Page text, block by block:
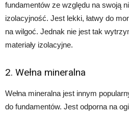
fundamentów ze względu na swoją
izolacyjność. Jest lekki, łatwy do
na wilgoć. Jednak nie jest tak
materiały izolacyjne.
2. Wełna mineralna
Wełna mineralna jest innym
do fundamentów. Jest odporna na